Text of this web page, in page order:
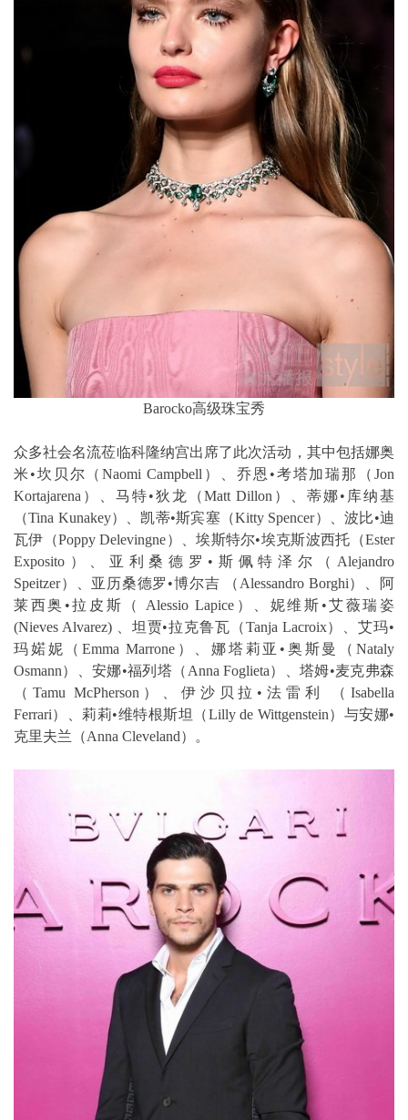
Barocko高级珠宝秀
众多社会名流莅临科隆纳宫出席了此次活动，其中包括娜奥
米•坎贝尔（Naomi Campbell）、乔恩•考塔加瑞那（Jon
Kortajarena）、马特•狄龙（Matt Dillon）、蒂娜•库纳基
（Tina Kunakey）、凯蒂•斯宾塞（Kitty Spencer）、波比•迪
瓦伊（Poppy Delevingne）、埃斯特尔•埃克斯波西托（Ester
Exposito）、亚利桑德罗•斯佩特泽尔（Alejandro
Speitzer）、亚历桑德罗•博尔吉 （Alessandro Borghi）、阿
莱西奥•拉皮斯（ Alessio Lapice）、妮维斯•艾薇瑞姿
(Nieves Alvarez) 、坦贾•拉克鲁瓦（Tanja Lacroix）、艾玛•
玛婼妮（Emma Marrone）、娜塔莉亚•奥斯曼（Nataly
Osmann）、安娜•福列塔（Anna Foglieta）、塔姆•麦克弗森
（Tamu McPherson）、伊沙贝拉•法雷利 （Isabella
Ferrari）、莉莉•维特根斯坦（Lilly de Wittgenstein）与安娜•
克里夫兰（Anna Cleveland）。